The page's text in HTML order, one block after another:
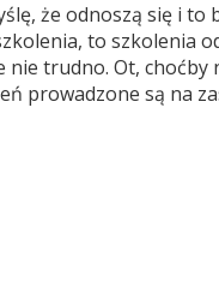
że odnoszą się i
to szkolenia
trudno. Ot,
prowadzone są na